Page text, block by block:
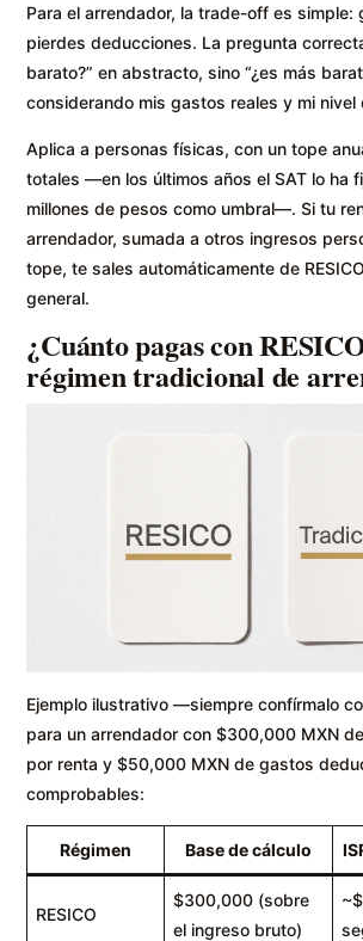
Para el arrendador, la trade-off es simple:
pierdes deducciones. La pregunta
barato?” en abstracto, sino “¿es más
considerando mis gastos reales y mi nivel
Aplica a personas físicas, con un tope
totales —en los últimos años el SAT lo ha
millones de pesos como umbral—. Si tu
arrendador, sumada a otros ingresos
tope, te sales automáticamente de
general.
¿Cuánto pagas con
régimen tradicional de
Ejemplo ilustrativo —siempre confírmalo
para un arrendador con $300,000 MXN
por renta y $50,000 MXN de gastos
comprobables:
Régimen Base de cálculo
RESICO
$300,000 (sobre
el ingreso bruto)